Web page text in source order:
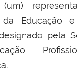
da Educação
pela